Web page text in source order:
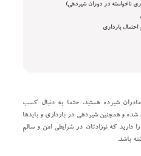
ناخواسته در دوران شیردهی)
بارداری
شیرده هستید، حتما به دنبال کسب
شده و همچنین شیردهی در بارداری و باید‌ها
دارید که نوزادتان در شرایطی امن و سالم
باشد.